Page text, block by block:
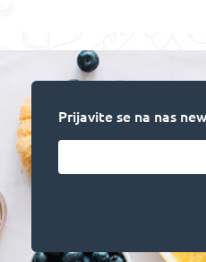
Prijavite se na nas